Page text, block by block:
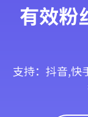
有效粉
支持：抖音,快